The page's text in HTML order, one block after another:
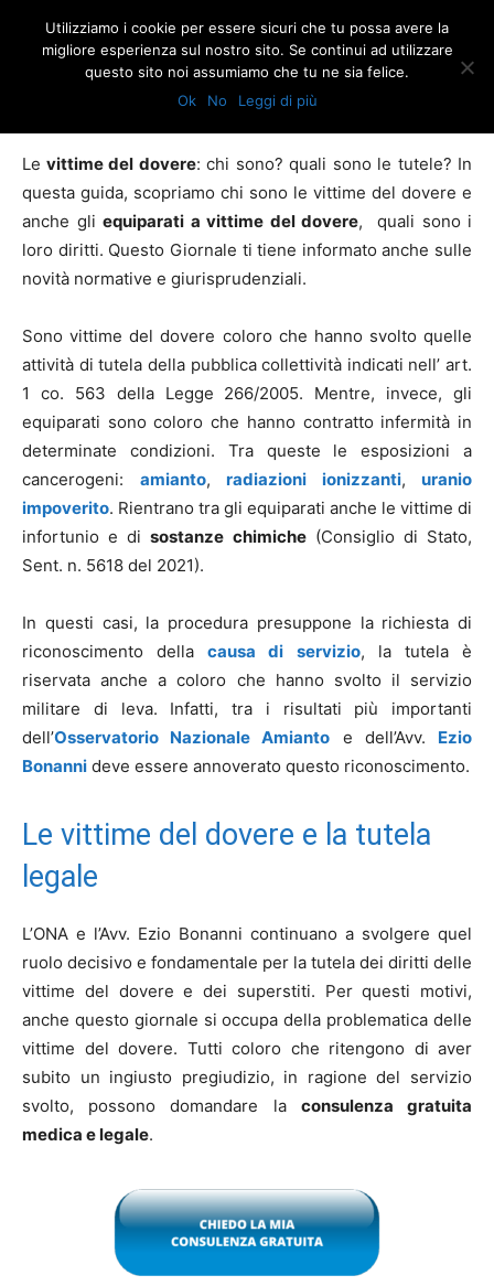
Vittime del dovere: tutela legale
Vittime del dovere: tutela legale
Le vittime del dovere: chi sono? quali sono le tutele? In
questa guida, scopriamo chi sono le vittime del dovere e
anche gli equiparati a vittime del dovere, quali sono i
loro diritti. Questo Giornale ti tiene informato anche sulle
novità normative e giurisprudenziali.
Sono vittime del dovere coloro che hanno svolto quelle
attività di tutela della pubblica collettività indicati nell’ art.
1 co. 563 della Legge 266/2005. Mentre, invece, gli
equiparati sono coloro che hanno contratto infermità in
determinate condizioni. Tra queste le esposizioni a
cancerogeni: amianto, radiazioni ionizzanti, uranio
impoverito. Rientrano tra gli equiparati anche le vittime di
infortunio e disostanze chimiche(Consiglio di Stato,
Sent. n. 5618 del 2021).
In questi casi, la procedura presuppone la richiesta di
riconoscimento dellacausa di servizio, la tutela è
riservata anche a coloro che hanno svolto il servizio
militare di leva. Infatti, tra i risultati più importanti
dell’Osservatorio Nazionale Amianto e dell’Avv. Ezio
Bonanni deve essere annoverato questo riconoscimento.
Le vittime del dovere e la tutela
legale
L’ONA e l’Avv. Ezio Bonanni continuano a svolgere quel
ruolo decisivo e fondamentale per la tutela dei diritti delle
vittime del dovere e dei superstiti. Per questi motivi,
anche questo giornale si occupa della problematica delle
vittime del dovere. Tutti coloro che ritengono di aver
subito un ingiusto pregiudizio, in ragione del servizio
svolto, possono domandare la consulenza gratuita
medica e legale.
Utilizziamo i cookie per essere sicuri che tu possa avere la
migliore esperienza sul nostro sito. Se continui ad utilizzare
questo sito noi assumiamo che tu ne sia felice.
Ok
No Leggi di più